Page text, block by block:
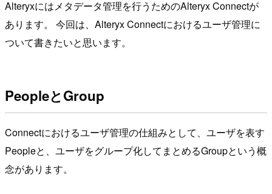
Alteryxにはメタデータ管理を行うためのAlteryx Connectが
あります。 今回は、Alteryx Connectにおけるユーザ管理に
ついて書きたいと思います。
PeopleとGroup
Connectにおけるユーザ管理の仕組みとして、ユーザを表す
Peopleと、ユーザをグループ化してまとめるGroupという概
念があります。